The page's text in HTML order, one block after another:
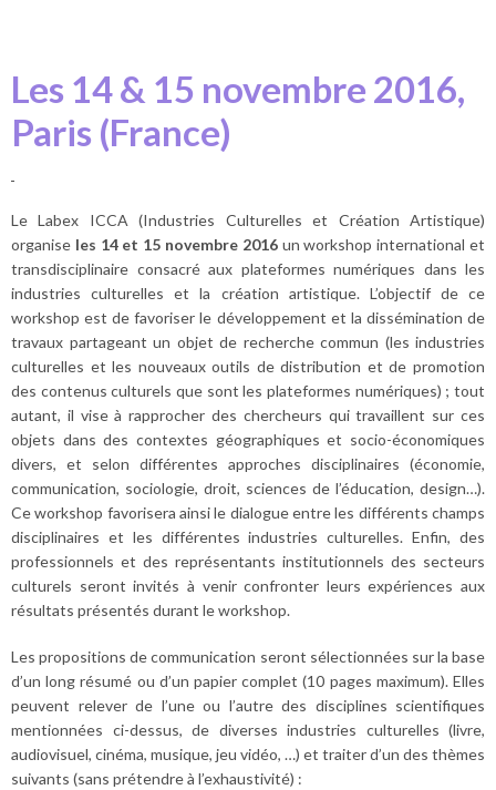
Les 14 & 15 novembre 2016,
Paris (France)
Le Labex ICCA (Industries Culturelles et Création Artistique)
organise les 14 et 15 novembre 2016un workshop international et
transdisciplinaire consacré aux plateformes numériques dans les
industries culturelles et la création artistique. L’objectif de ce
workshop est de favoriser le développement et la dissémination de
travaux partageant un objet de recherche commun (les industries
culturelles et les nouveaux outils de distribution et de promotion
des contenus culturels que sont les plateformes numériques) ; tout
autant, il vise à rapprocher des chercheurs qui travaillent sur ces
objets dans des contextes géographiques et socio-économiques
divers, et selon différentes approches disciplinaires (économie,
communication, sociologie, droit, sciences de l’éducation, design…).
Ce workshop favorisera ainsi le dialogue entre les différents champs
disciplinaires et les différentes industries culturelles. Enfin, des
professionnels et des représentants institutionnels des secteurs
culturels seront invités à venir confronter leurs expériences aux
résultats présentés durant le workshop.
Les propositions de communication seront sélectionnées sur la base
d’un long résumé ou d’un papier complet (10 pages maximum). Elles
peuvent relever de l’une ou l’autre des disciplines scientifiques
mentionnées ci-dessus, de diverses industries culturelles (livre,
audiovisuel, cinéma, musique, jeu vidéo, …) et traiter d’un des thèmes
suivants (sans prétendre à l’exhaustivité) :